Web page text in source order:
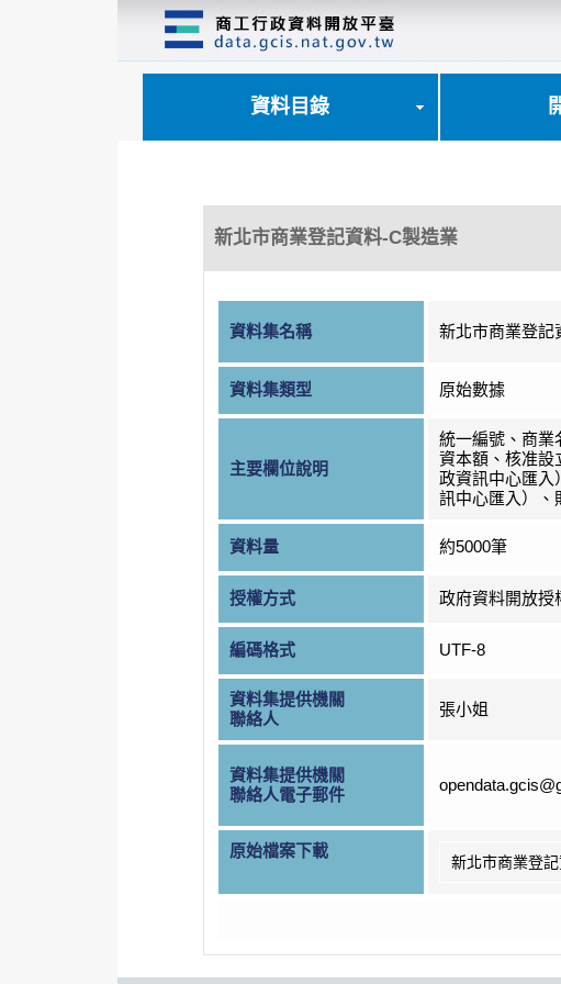
資料目錄
新北市商業登記資料-C製造業
資料集名稱 新北市商業登記
資料集類型 原始數據
主要欄位說明
統一編號、商業
資本額、核准設
政資訊中心匯入
訊中心匯入）、
資料量 約5000筆
授權方式 政府資料開放授
編碼格式 UTF-8
資料集提供機關
聯絡人
張小姐
資料集提供機關
聯絡人電子郵件
原始檔案下載
新北市商業登